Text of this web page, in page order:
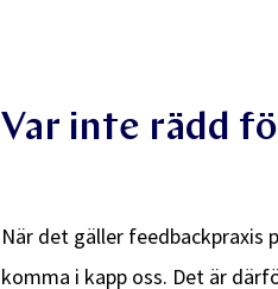
Var inte rädd
När det gäller feedbackpraxis
komma i kapp oss. Det är